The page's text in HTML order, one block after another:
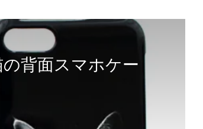
背面スマホケー